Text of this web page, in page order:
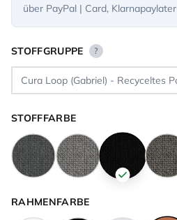
über PayPal | Card, Klarnapaylater
STOFFGRUPPE ?
STOFFFARBE
RAHMENFARBE